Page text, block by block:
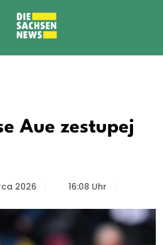
Aue zestupej
2026 16:08 Uhr